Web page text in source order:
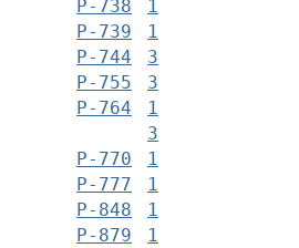
Р-738
1
Р-739
1
Р-744
3
Р-755
3
Р-764
1
3
Р-770
1
Р-777
1
Р-848
1
Р-879
1